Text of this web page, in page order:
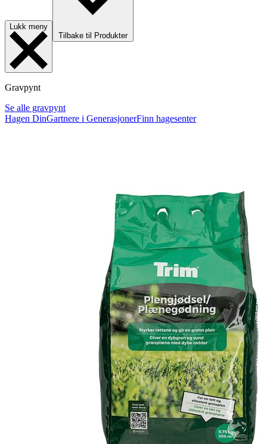
Lukk meny
Tilbake til Produkter
Gravpynt
Se alle gravpynt
Hagen DinGartnere i GenerasjonerFinn hagesenter